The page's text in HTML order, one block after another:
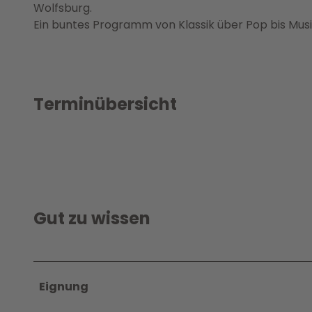
Wolfsburg.
Ein buntes Programm von Klassik über Pop bis
Terminübersicht
Gut zu wissen
Eignung